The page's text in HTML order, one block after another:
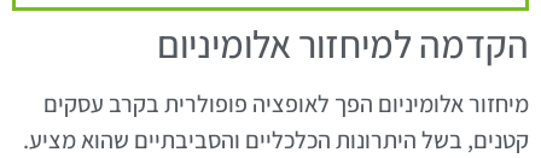
הקדמה למיחזור אלומיניום
מיחזור אלומיניום הפך לאופציה פופולרית בקרב עסקים
קטנים, בשל היתרונות הכלכליים והסביבתיים שהוא מציע.